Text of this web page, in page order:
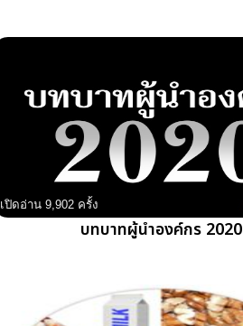
เปิดอ่าน 9,902 ครั้ง
บทบาทผู้นำองค์กร 2020